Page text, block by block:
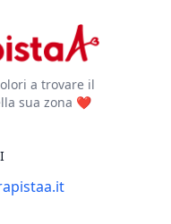
a trovare il
sua zona ❤️